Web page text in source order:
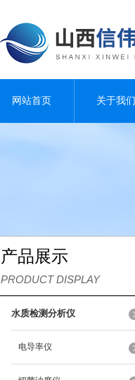
网站首页 关于我们
产品展示
PRODUCT DISPLAY
水质检测分析仪
电导率仪